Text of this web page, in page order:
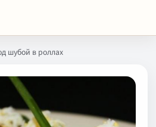
шубой в роллах